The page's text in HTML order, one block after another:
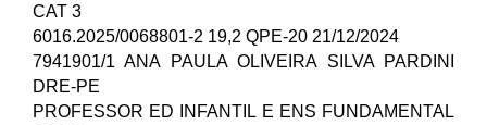
CAT 3
6016.2025/0068801-2 19,2 QPE-20 21/12/2024
7941901/1 ANA PAULA OLIVEIRA SILVA PARDINI
DRE-PE
PROFESSOR ED INFANTIL E ENS FUNDAMENTAL